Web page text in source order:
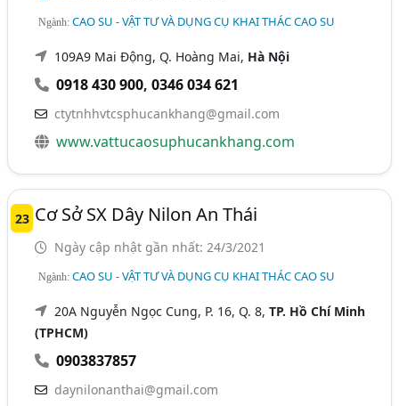
Ngành:CAO SU - VẬT TƯ VÀ DỤNG CỤ KHAI THÁC CAO SU
109A9 Mai Động, Q. Hoàng Mai, Hà Nội
0918 430 900,0346 034 621
ctytnhhvtcsphucankhang@gmail.com
www.vattucaosuphucankhang.com
23 Cơ Sở SX Dây Nilon An Thái
Ngày cập nhật gần nhất: 24/3/2021
Ngành:CAO SU - VẬT TƯ VÀ DỤNG CỤ KHAI THÁC CAO SU
20A Nguyễn Ngọc Cung, P. 16, Q. 8,TP. Hồ Chí Minh
(TPHCM)
0903837857
daynilonanthai@gmail.com